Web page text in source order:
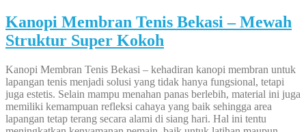
Kanopi Membran Tenis Bekasi – Mewah
Struktur Super Kokoh
Kanopi Membran Tenis Bekasi – kehadiran kanopi membran untuk
lapangan tenis menjadi solusi yang tidak hanya fungsional, tetapi
juga estetis. Selain mampu menahan panas berlebih, material ini juga
memiliki kemampuan refleksi cahaya yang baik sehingga area
lapangan tetap terang secara alami di siang hari. Hal ini tentu